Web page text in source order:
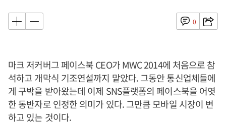
0
마크 저커버그 페이스북 CEO가 MWC 2014에 처음으로 참
석하고 개막식 기조연설까지 맡았다. 그동안 통신업체들에
게 구박을 받아왔는데 이제 SNS플랫폼의 페이스북을 어엿
한 동반자로 인정한 의미가 있다. 그만큼 모바일 시장이 변
하고 있는 것이다.